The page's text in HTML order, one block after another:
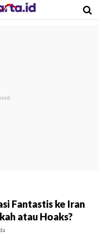
Fantastis ke Iran
atau Hoaks?